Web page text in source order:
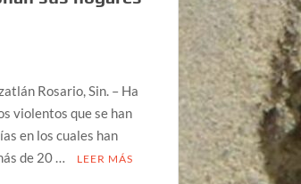
Rosario, Sin. – Ha
violentos que se han
en los cuales han
de 20 …
LEER MÁS